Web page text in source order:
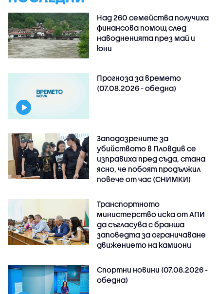
Над 260 семейства получиха
финансова помощ след
наводненията през май и
юни
Прогноза за времето
(07.08.2026 - обедна)
Заподозрените за
убийството в Пловдив се
изправиха пред съда, стана
ясно, че побоят продължил
повече от час (СНИМКИ)
Транспортното
министерство иска от АПИ
да съгласува с бранша
заповедта за ограничаване
движението на камиони
Спортни новини (07.08.2026 -
обедна)